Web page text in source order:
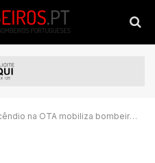
na OTA mobiliza bombeiros e Afocelca